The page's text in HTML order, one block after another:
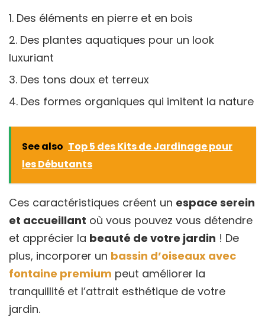
Des éléments en pierre et en bois
Des plantes aquatiques pour un look
luxuriant
Des tons doux et terreux
Des formes organiques qui imitent la nature
See also Top 5 des Kits de Jardinage pour
les Débutants
Ces caractéristiques créent un espace serein
et accueillant où vous pouvez vous détendre
et apprécier la beauté de votre jardin ! De
plus, incorporer un bassin d’oiseaux avec
fontaine premium peut améliorer la
tranquillité et l’attrait esthétique de votre
jardin.